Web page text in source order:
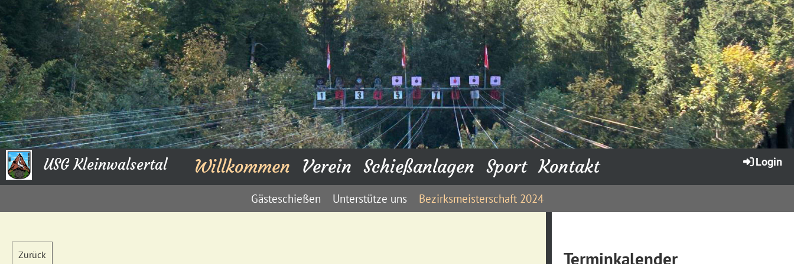
USG Kleinwalsertal Willkommen Verein Schießanlagen Sport Kontakt Login
Gästeschießen Unterstütze uns Bezirksmeisterschaft 2024
Zurück Terminkalender